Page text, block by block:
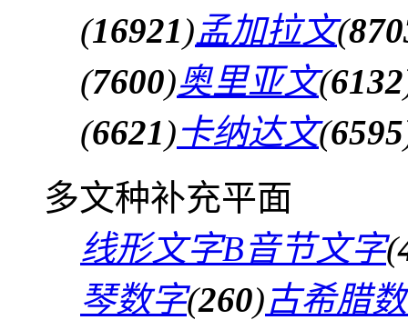
(16921)孟加拉文(
(7600)奥里亚文(6132
(6621)卡纳达文(6595
多文种补充平面
线形文字B音节文字(
琴数字(260)古希腊